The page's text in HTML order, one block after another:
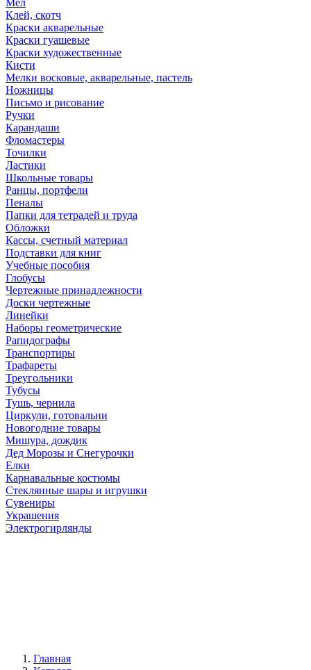
Мел
Клей, скотч
Краски акварельные
Краски гуашевые
Краски художественные
Кисти
Мелки восковые, акварельные, пастель
Ножницы
Письмо и рисование
Ручки
Карандаши
Фломастеры
Точилки
Ластики
Школьные товары
Ранцы, портфели
Пеналы
Папки для тетрадей и труда
Обложки
Кассы, счетный материал
Подставки для книг
Учебные пособия
Глобусы
Чертежные принадлежности
Доски чертежные
Линейки
Наборы геометрические
Рапидографы
Транспортиры
Трафареты
Треугольники
Тубусы
Тушь, чернила
Циркули, готовальни
Новогодние товары
Мишура, дождик
Дед Морозы и Снегурочки
Елки
Карнавальные костюмы
Стеклянные шары и игрушки
Сувениры
Украшения
Электрогирлянды
Главная